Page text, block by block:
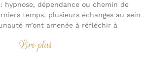
: hypnose, dépendance ou chemin de
temps, plusieurs échanges au sein
m’ont amenée à réfléchir à
Lire plus